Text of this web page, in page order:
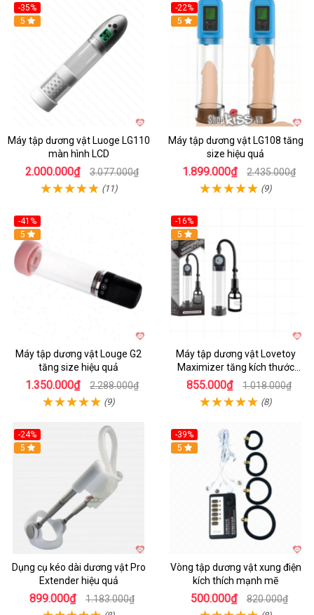
-35%
Hot
5
Máy tập dương vật Luoge LG110
màn hình LCD
2.000.000₫ 3.077.000₫
(11)
-22%
Hot
5
Máy tập dương vật LG108 tăng
size hiệu quả
1.899.000₫ 2.435.000₫
(9)
-41%
Hot
5
Máy tập dương vật Louge G2
tăng size hiệu quả
1.350.000₫ 2.288.000₫
(9)
-16%
Hot
5
Máy tập dương vật Lovetoy
Maximizer tăng kích thước
nhanh
855.000₫ 1.018.000₫
(8)
-24%
Hot
5
Dụng cụ kéo dài dương vật Pro
Extender hiệu quả
899.000₫ 1.183.000₫
-39%
Hot
5
Vòng tập dương vật xung điện
kích thích mạnh mẽ
500.000₫ 820.000₫